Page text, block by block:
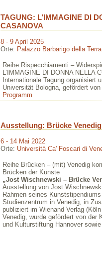
TAGUNG: L’IMMAGINE DI
CASANOVA
8 - 9 April 2025
Orte: Palazzo Barbarigo della
Reihe Rispecchiamenti –
L’IMMAGINE DI DONNA NELLA
Internationale Tagung organisiert
Universität Bologna, gefördert
Programm
Ausstellung: Brücke Venedig
6 - 14 Mai 2022
Orte: Università Ca' Foscari di
Reihe Brücken – (mit) Venedig
Brücken der Künste
„Jost Wischnewski – Brücke
Ausstellung von Jost
Rahmen seines
Studienzentrum in Venedig, in
publiziert im Wienand Verlag
Venedig, wurde gefördert von der
und Kulturstiftung Hannover